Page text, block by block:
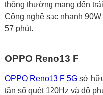
thông thường mang đến
Công nghệ sạc nhanh
57 phút.
OPPO Reno13 F
OPPO Reno13 F 5G sở
tần số quét 120Hz và độ